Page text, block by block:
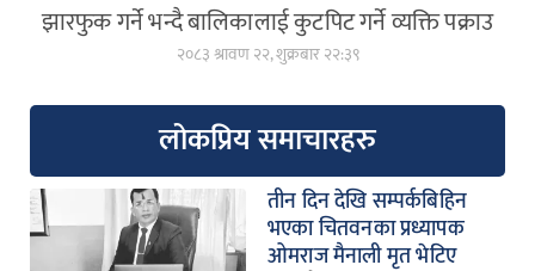
झारफुक गर्ने भन्दै बालिकालाई कुटपिट गर्ने व्यक्ति पक्राउ
२०८३ श्रावण २२, शुक्रबार २२:३९
लोकप्रिय समाचारहरु
तीन दिन देखि सम्पर्कबिहिन
भएका चितवनका प्रध्यापक
ओमराज मैनाली मृत भेटिए